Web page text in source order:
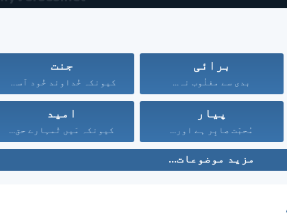
برائی
بدی سے مغلُوب نہ...
جنت
پیار
مُحبّت صابِر ہے اور...
امید
کیونکہ مَیں تُمہارے حق...
مزید موضوعات...